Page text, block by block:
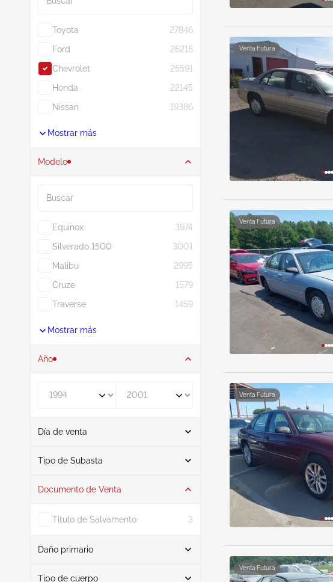
Toyota
27846
Ford
26218
Chevrolet
25591
Honda
22145
Nissan
19386
Mostrar más
Modelo
Equinox
3974
Silverado 1500
3001
Malibu
2995
Cruze
1579
Traverse
1459
Mostrar más
Año
Día de venta
De
Tipo de Subasta
Subasta 10
Documento de Venta
Titulo de Salvamento 3
Daño primario
Tipo de cuerpo
Venta Futura
Venta Futura
Venta Futura
Venta Futura